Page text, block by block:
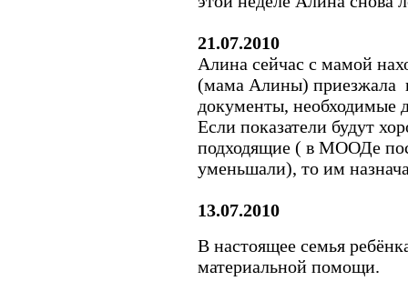
21.07.2010
Алина сейчас с мамой
(мама Алины) приезжала
документы, необходимые
Если показатели будут
подходящие ( в МООДе
уменьшали), то им
13.07.2010
В настоящее семья
материальной помощи.